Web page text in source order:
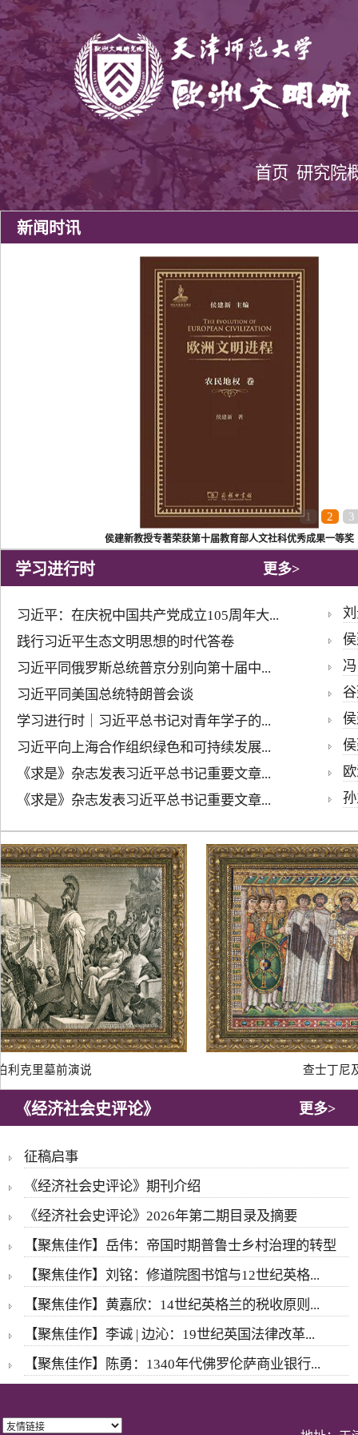
首页 研究院
新闻时讯
1 2 3
侯建新教授专著荣获第十届教育部人文社科优秀成果一等奖
学习进行时 更多>
习近平：在庆祝中国共产党成立105周年大...
践行习近平生态文明思想的时代答卷
习近平同俄罗斯总统普京分别向第十届中...
习近平同美国总统特朗普会谈
学习进行时｜习近平总书记对青年学子的...
习近平向上海合作组织绿色和可持续发展...
《求是》杂志发表习近平总书记重要文章...
《求是》杂志发表习近平总书记重要文章...
克里墓前演说 查士丁尼及
《经济社会史评论》 更多>
征稿启事
《经济社会史评论》期刊介绍
《经济社会史评论》2026年第二期目录及摘要
【聚焦佳作】岳伟：帝国时期普鲁士乡村治理的转型
【聚焦佳作】刘铭：修道院图书馆与12世纪英格...
【聚焦佳作】黄嘉欣：14世纪英格兰的税收原则...
【聚焦佳作】李诚 | 边沁：19世纪英国法律改革...
【聚焦佳作】陈勇：1340年代佛罗伦萨商业银行...